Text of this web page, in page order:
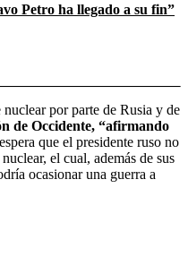
Petro ha llegado a su fin”
por parte de Rusia y de
de Occidente, “afirmando
que el presidente ruso no
el cual, además de sus
ocasionar una guerra a